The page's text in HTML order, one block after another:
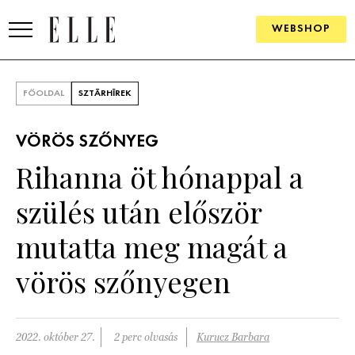
WEBSHOP
SZÉPSÉG
PÁRKAPCSOLAT
FŐOLDAL SZTÁRHÍREK
VÖRÖS SZŐNYEG
Rihanna öt hónappal a
szülés után először
mutatta meg magát a
vörös szőnyegen
2022. október 27. 2 perc olvasás Kurucz Barbara